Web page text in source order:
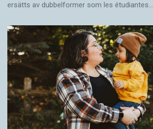
ersätts av dubbel­former som les étudiantes…